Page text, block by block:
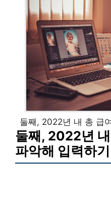
둘째, 2022년 내 총 급
둘째, 2022년
파악해 입력하기